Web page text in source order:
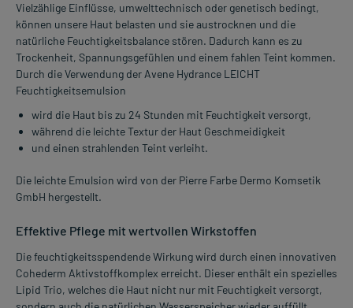
Vielzählige Einflüsse, umwelttechnisch oder genetisch bedingt,
können unsere Haut belasten und sie austrocknen und die
natürliche Feuchtigkeitsbalance stören. Dadurch kann es zu
Trockenheit, Spannungsgefühlen und einem fahlen Teint kommen.
Durch die Verwendung der Avene Hydrance LEICHT
Feuchtigkeitsemulsion
wird die Haut bis zu 24 Stunden mit Feuchtigkeit versorgt,
während die leichte Textur der Haut Geschmeidigkeit
und einen strahlenden Teint verleiht.
Die leichte Emulsion wird von der Pierre Farbe Dermo Komsetik
GmbH hergestellt.
Effektive Pflege mit wertvollen Wirkstoffen
Die feuchtigkeitsspendende Wirkung wird durch einen innovativen
Cohederm Aktivstoffkomplex erreicht. Dieser enthält ein spezielles
Lipid Trio, welches die Haut nicht nur mit Feuchtigkeit versorgt,